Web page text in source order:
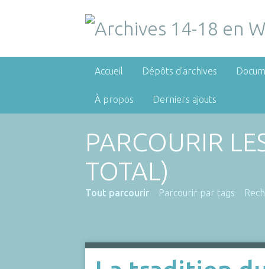
Accueil Dépôts d'archives
À propos Derniers ajouts
PARCOURIR
TOTAL)
Tout parcourir Parcourir par tags